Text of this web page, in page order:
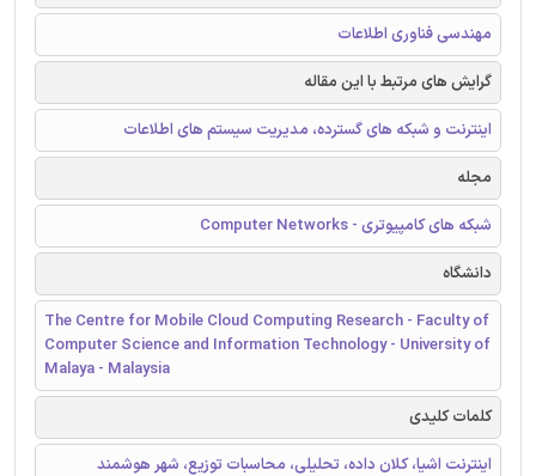
مهندسی فناوری اطلاعات
گرایش های مرتبط با این مقاله
اینترنت و شبکه های گسترده، مدیریت سیستم های اطلاعات
مجله
شبکه های کامپیوتری - Computer Networks
دانشگاه
The Centre for Mobile Cloud Computing Research - Faculty of
Computer Science and Information Technology - University of
Malaya - Malaysia
کلمات کلیدی
اینترنت اشیا، کلان داده، تحلیلی، محاسبات توزیع، شهر هوشمند